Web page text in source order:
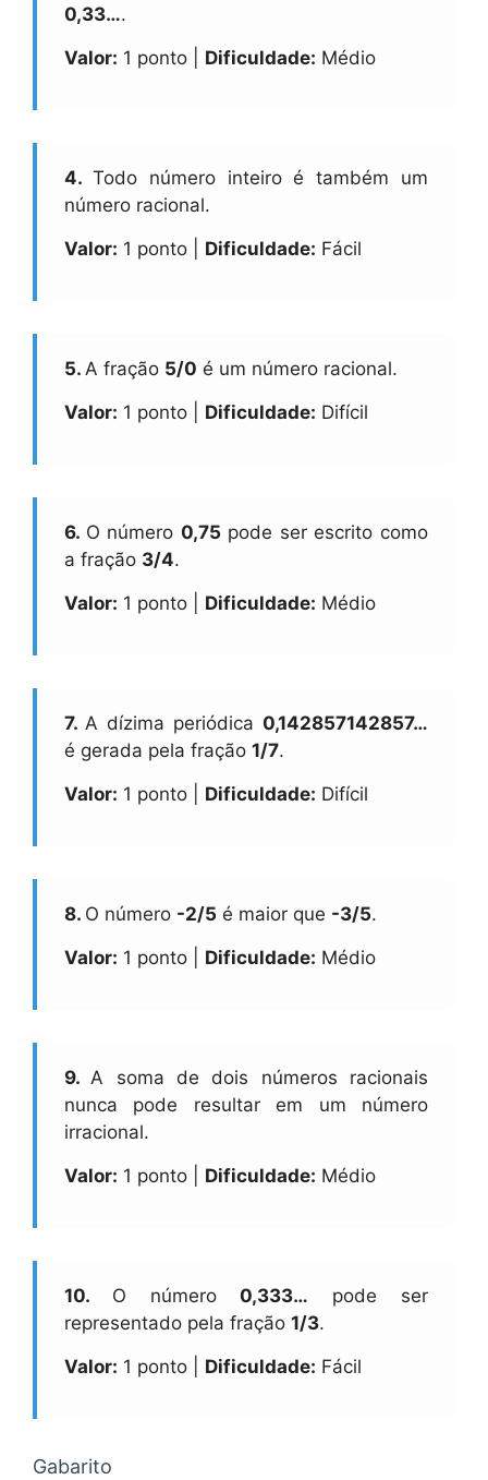
0,33….
Valor: 1 ponto | Dificuldade: Médio
4. Todo número inteiro é também um
número racional.
Valor: 1 ponto | Dificuldade: Fácil
5. A fração 5/0 é um número racional.
Valor: 1 ponto | Dificuldade: Difícil
6. O número 0,75 pode ser escrito como
a fração 3/4.
Valor: 1 ponto | Dificuldade: Médio
7. A dízima periódica 0,142857142857…
é gerada pela fração 1/7.
Valor: 1 ponto | Dificuldade: Difícil
8. O número -2/5 é maior que -3/5.
Valor: 1 ponto | Dificuldade: Médio
9.A soma de dois números racionais
nunca pode resultar em um número
irracional.
Valor: 1 ponto | Dificuldade: Médio
10. O número0,333… pode ser
representado pela fração 1/3.
Valor: 1 ponto | Dificuldade: Fácil
Gabarito